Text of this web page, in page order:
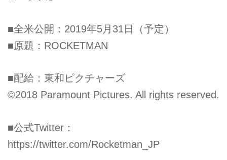
■全米公開：2019年5月31日（予定）
■原題：ROCKETMAN
■配給：東和ピクチャーズ
©2018 Paramount Pictures. All rights reserved.
■公式Twitter：
https://twitter.com/Rocketman_JP